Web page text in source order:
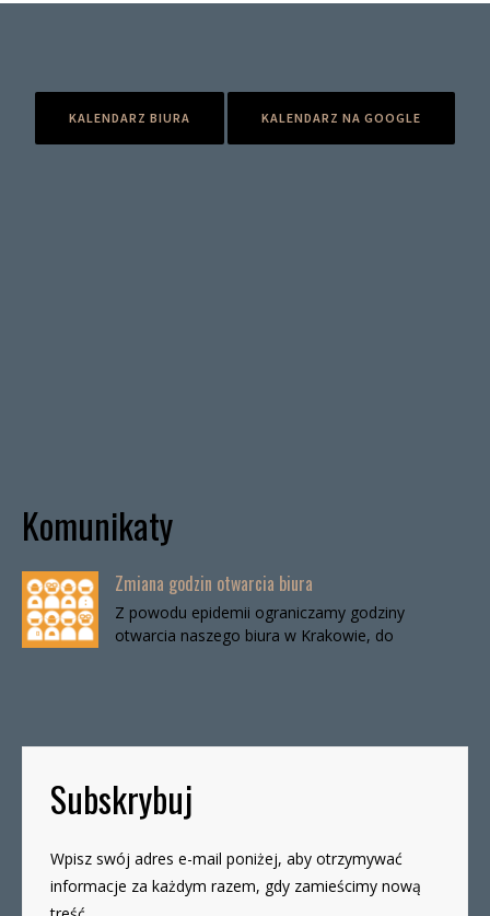
KALENDARZ BIURA KALENDARZ NA GOOGLE
Komunikaty
Zmiana godzin otwarcia biura
Z powodu epidemii ograniczamy godziny
otwarcia naszego biura w Krakowie, do
Subskrybuj
Wpisz swój adres e-mail poniżej, aby otrzymywać
informacje za każdym razem, gdy zamieścimy nową